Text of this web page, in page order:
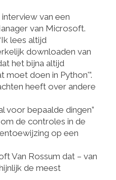
interviewvan een
van Microsoft.
lees altijd
downloaden van
het bijna altijd
moet doen in Python'”.
heeft over andere
voor bepaalde dingen”
de controles in de
op een
Van Rossum dat – van
de meest